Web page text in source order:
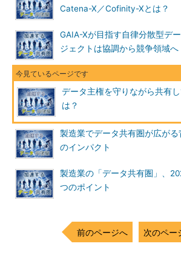
Catena-X／Cofinity-Xとは？
GAIA-Xが目指す自律分散型デ
ジェクトは協調から競争領域へ
データ主権を守りながら共有
は？
製造業でデータ共有圏が広が
のインパクト
製造業の「データ共有圏」、
つのポイント
前のページへ 次のペー